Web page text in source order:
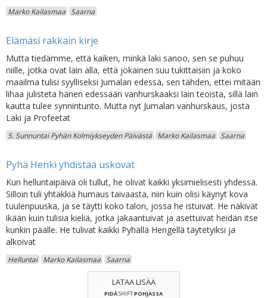
Marko Kailasmaa Saarna
Elämäsi rakkain kirje
Mutta tiedämme, että kaiken, minkä laki sanoo, sen se puhuu
niille, jotka ovat lain alla, että jokainen suu tukittaisiin ja koko
maailma tulisi syylliseksi Jumalan edessä, sen tähden, ettei mitään
lihaa julisteta hänen edessään vanhurskaaksi lain teoista, sillä lain
kautta tulee synnintunto. Mutta nyt Jumalan vanhurskaus, josta
Laki ja Profeetat
5. Sunnuntai Pyhän Kolmiykseyden Päivästä Marko Kailasmaa Saarna
Pyhä Henki yhdistää uskovat
Kun helluntaipäivä oli tullut, he olivat kaikki yksimielisesti yhdessä.
Silloin tuli yhtäkkiä humaus taivaasta, niin kuin olisi käynyt kova
tuulenpuuska, ja se täytti koko talon, jossa he istuivat. He näkivät
ikään kuin tulisia kieliä, jotka jakaantuivat ja asettuivat heidän itse
kunkin päälle. He tulivat kaikki Pyhällä Hengellä täytetyiksi ja
alkoivat
Helluntai Marko Kailasmaa Saarna
LATAA LISÄÄ
PIDÄSHIFTPOHJASSA